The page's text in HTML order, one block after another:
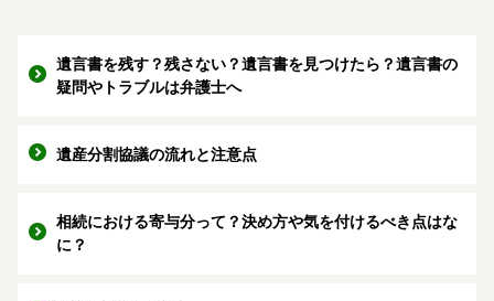
遺言書を残す？残さない？遺言書を見つけたら？遺言書の
疑問やトラブルは弁護士へ
遺産分割協議の流れと注意点
相続における寄与分って？決め方や気を付けるべき点はな
に？